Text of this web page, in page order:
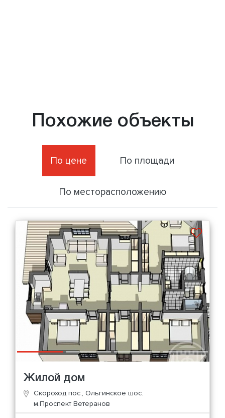
Похожие объекты
По цене По площади
По месторасположению
Жилой дом
Скороход пос., Ольгинское шос.
м.Проспект Ветеранов